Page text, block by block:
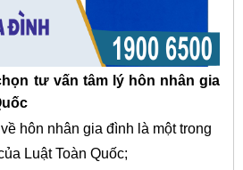
tư vấn tâm lý hôn nhân gia
hôn nhân gia đình là một trong
Luật Toàn Quốc;